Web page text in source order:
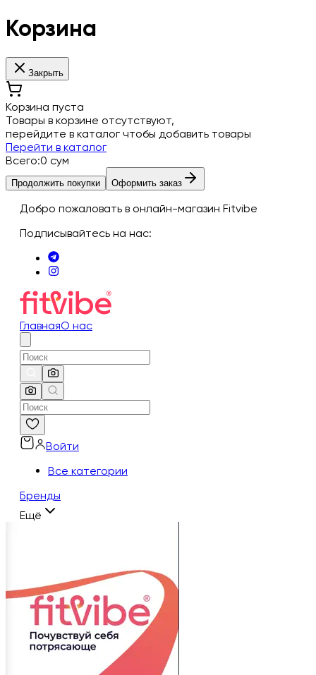
Корзина
Закрыть
Корзина пуста
Товары в корзине отсутствуют,
перейдите в каталог чтобы добавить товары
Перейти в каталог
Всего:0 сум
Продолжить покупки Оформить заказ
Добро пожаловать в онлайн-магазин Fitvibe
Подписывайтесь на нас:
ГлавнаяО нас
Войти
Все категории
Бренды
Ещё